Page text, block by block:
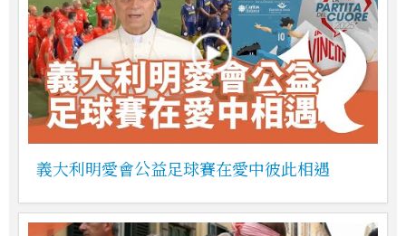
義大利明愛會公益足球賽在愛中彼此相遇